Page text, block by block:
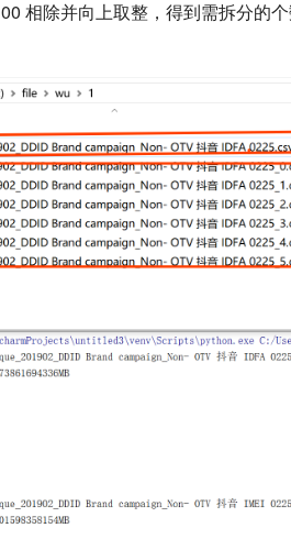
3.所有文件名字
file = os.path.join(parent,
print(
"文件名为："
size =
mb_size = float(size)/(
1024*1024
print(
"文件大小为{}MB"
time = math.ceil(mb_size/
100
print(
"按照每份文件大小100MB，分成{}份
file_split(filename=file,
相除并向上取整，得到需拆分的